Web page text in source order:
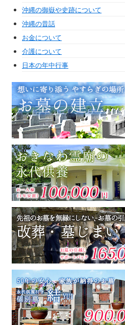
沖縄の御嶽や史跡について
沖縄の昔話
お金について
介護について
日本の年中行事